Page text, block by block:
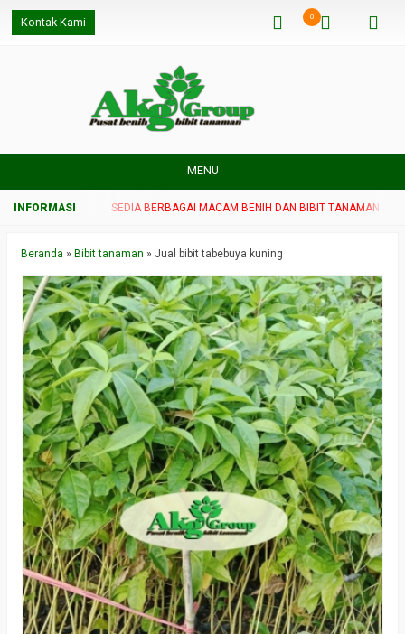
Kontak Kami 0
MENU
UNGGUL SEDIA BERBAGAI MACAM BENIH DAN BIBIT TANAMAN UNGGUL
Beranda » Bibit tanaman » Jual bibit tabebuya kuning